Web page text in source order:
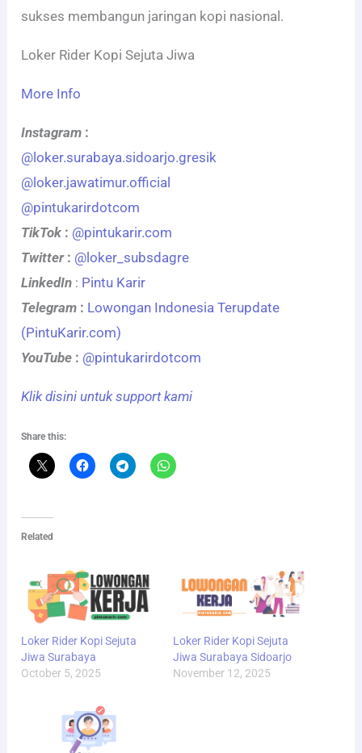
sukses membangun jaringan kopi nasional.
Loker Rider Kopi Sejuta Jiwa
More Info
Instagram :
@loker.surabaya.sidoarjo.gresik
@loker.jawatimur.official
@pintukarirdotcom
TikTok : @pintukarir.com
Twitter: @loker_subsdagre
LinkedIn : Pintu Karir
Telegram : Lowongan Indonesia Terupdate
(PintuKarir.com)
YouTube : @pintukarirdotcom
Klik disini untuk support kami
Share this:
Related
Loker Rider Kopi Sejuta
Jiwa Surabaya
October 5, 2025
Loker Rider Kopi Sejuta
Jiwa Surabaya Sidoarjo
November 12, 2025